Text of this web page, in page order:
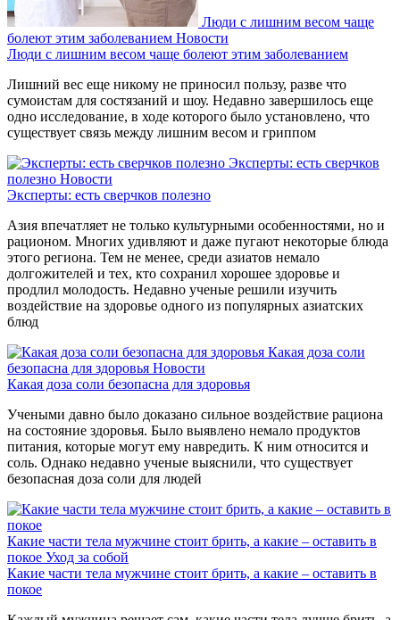
Люди с лишним весом чаще
болеют этим заболеванием Новости
Люди с лишним весом чаще болеют этим заболеванием
Лишний вес еще никому не приносил пользу, разве что
сумоистам для состязаний и шоу. Недавно завершилось еще
одно исследование, в ходе которого было установлено, что
существует связь между лишним весом и гриппом
Эксперты: есть сверчков
полезно Новости
Эксперты: есть сверчков полезно
Азия впечатляет не только культурными особенностями, но и
рационом. Многих удивляют и даже пугают некоторые блюда
этого региона. Тем не менее, среди азиатов немало
долгожителей и тех, кто сохранил хорошее здоровье и
продлил молодость. Недавно ученые решили изучить
воздействие на здоровье одного из популярных азиатских
блюд
Какая доза соли
безопасна для здоровья Новости
Какая доза соли безопасна для здоровья
Учеными давно было доказано сильное воздействие рациона
на состояние здоровья. Было выявлено немало продуктов
питания, которые могут ему навредить. К ним относится и
соль. Однако недавно ученые выяснили, что существует
безопасная доза соли для людей
Какие части тела мужчине стоит брить, а какие – оставить в
покое Уход за собой
Какие части тела мужчине стоит брить, а какие – оставить в
покое